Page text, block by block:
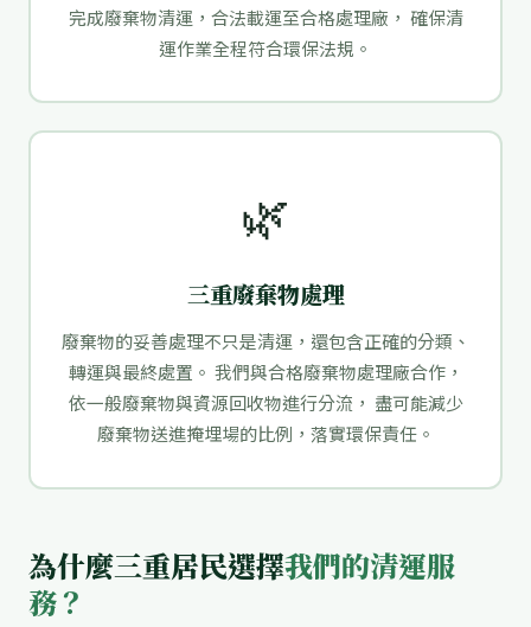
完成廢棄物清運，合法載運至合格處理廠， 確保清
運作業全程符合環保法規。
🌿
三重廢棄物處理
廢棄物的妥善處理不只是清運，還包含正確的分類、
轉運與最終處置。 我們與合格廢棄物處理廠合作，
依一般廢棄物與資源回收物進行分流， 盡可能減少
廢棄物送進掩埋場的比例，落實環保責任。
為什麼三重居民選擇我們的清運服
務？